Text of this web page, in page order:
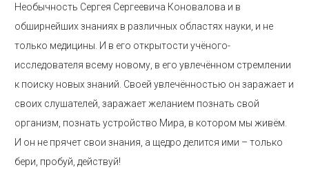
Необычность Сергея Сергеевича Коновалова и в
обширнейших знаниях в различных областях науки, и не
только медицины. И в его открытости учёного-
исследователя всему новому, в его увлечённом стремлении
к поиску новых знаний. Своей увлечённостью он заражает и
своих слушателей, заражает желанием познать свой
организм, познать устройство Мира, в котором мы живём.
И он не прячет свои знания, а щедро делится ими – только
бери, пробуй, действуй!